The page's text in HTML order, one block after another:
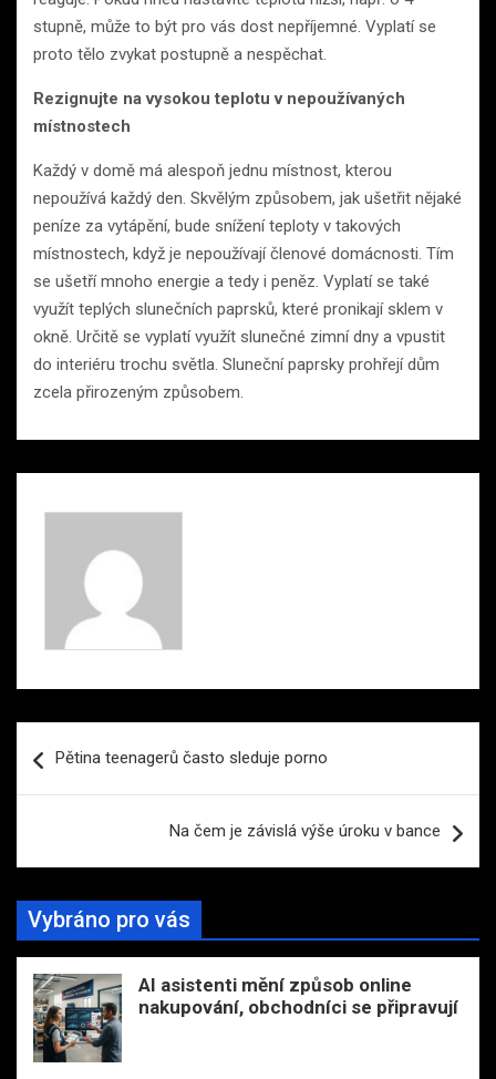
stupně, může to být pro vás dost nepříjemné. Vyplatí se
proto tělo zvykat postupně a nespěchat.
Rezignujte na vysokou teplotu v nepoužívaných
místnostech
Každý v domě má alespoň jednu místnost, kterou
nepoužívá každý den. Skvělým způsobem, jak ušetřit nějaké
peníze za vytápění, bude snížení teploty v takových
místnostech, když je nepoužívají členové domácnosti. Tím
se ušetří mnoho energie a tedy i peněz. Vyplatí se také
využít teplých slunečních paprsků, které pronikají sklem v
okně. Určitě se vyplatí využít slunečné zimní dny a vpustit
do interiéru trochu světla. Sluneční paprsky prohřejí dům
zcela přirozeným způsobem.
proPětina teenagerů často sleduje porno
Na čem je závislá výše úroku v bance
Vybráno pro vás
AI asistenti mění způsob online
nakupování, obchodníci se připravují